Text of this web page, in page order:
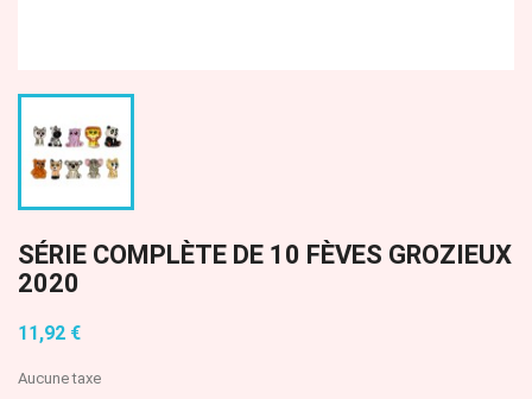
SÉRIE COMPLÈTE DE 10 FÈVES GROZIEUX
2020
11,92 €
Aucune taxe